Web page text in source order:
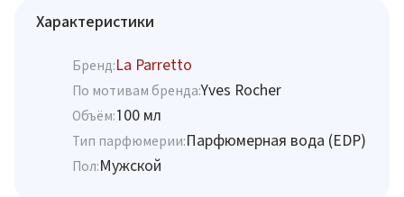
Характеристики
Бренд:La Parretto
По мотивам бренда:Yves Rocher
Объём:100 мл
Тип парфюмерии:Парфюмерная вода (EDP)
Пол:Мужской